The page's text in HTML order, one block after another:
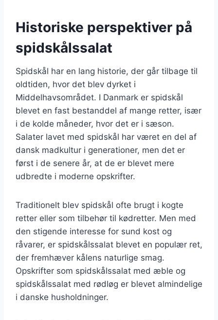
Historiske perspektiver på
spidskålssalat
Spidskål har en lang historie, der går tilbage til
oldtiden, hvor det blev dyrket i
Middelhavsområdet. I Danmark er spidskål
blevet en fast bestanddel af mange retter, især
i de kolde måneder, hvor det er i sæson.
Salater lavet med spidskål har været en del af
dansk madkultur i generationer, men det er
først i de senere år, at de er blevet mere
udbredte i moderne opskrifter.
Traditionelt blev spidskål ofte brugt i kogte
retter eller som tilbehør til kødretter. Men med
den stigende interesse for sund kost og
råvarer, er spidskålssalat blevet en populær ret,
der fremhæver kålens naturlige smag.
Opskrifter som spidskålssalat med æble og
spidskålssalat med rødløg er blevet almindelige
i danske husholdninger.